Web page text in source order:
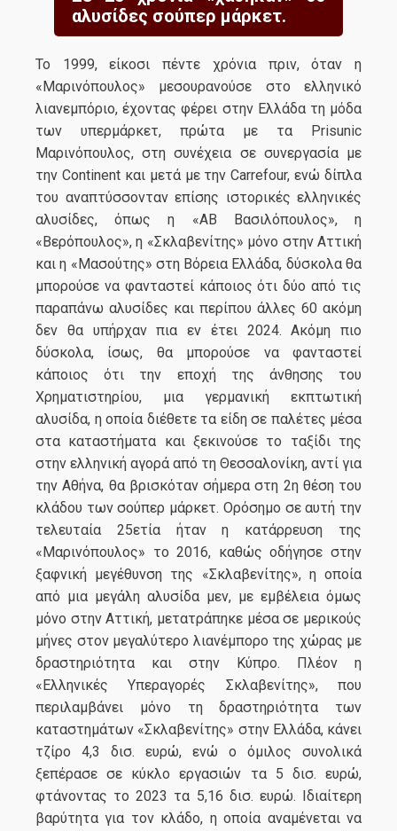
αλυσίδες σούπερ μάρκετ.
Το 1999, είκοσι πέντε χρόνια πριν, όταν η
«Μαρινόπουλος» μεσουρανούσε στο ελληνικό
λιανεμπόριο, έχοντας φέρει στην Ελλάδα τη μόδα
των υπερμάρκετ, πρώτα με τα Prisunic
Μαρινόπουλος, στη συνέχεια σε συνεργασία με
την Continent και μετά με την Carrefour, ενώ δίπλα
του αναπτύσσονταν επίσης ιστορικές ελληνικές
αλυσίδες, όπως η «ΑΒ Βασιλόπουλος», η
«Βερόπουλος», η «Σκλαβενίτης» μόνο στην Αττική
και η «Μασούτης» στη Βόρεια Ελλάδα, δύσκολα θα
μπορούσε να φανταστεί κάποιος ότι δύο από τις
παραπάνω αλυσίδες και περίπου άλλες 60 ακόμη
δεν θα υπήρχαν πια εν έτει 2024. Ακόμη πιο
δύσκολα, ίσως, θα μπορούσε να φανταστεί
κάποιος ότι την εποχή της άνθησης του
Χρηματιστηρίου, μια γερμανική εκπτωτική
αλυσίδα, η οποία διέθετε τα είδη σε παλέτες μέσα
στα καταστήματα και ξεκινούσε το ταξίδι της
στην ελληνική αγορά από τη Θεσσαλονίκη, αντί για
την Αθήνα, θα βρισκόταν σήμερα στη 2η θέση του
κλάδου των σούπερ μάρκετ. Ορόσημο σε αυτή την
τελευταία 25ετία ήταν η κατάρρευση της
«Μαρινόπουλος» το 2016, καθώς οδήγησε στην
ξαφνική μεγέθυνση της «Σκλαβενίτης», η οποία
από μια μεγάλη αλυσίδα μεν, με εμβέλεια όμως
μόνο στην Αττική, μετατράπηκε μέσα σε μερικούς
μήνες στον μεγαλύτερο λιανέμπορο της χώρας με
δραστηριότητα και στην Κύπρο. Πλέον η
«Ελληνικές Υπεραγορές Σκλαβενίτης», που
περιλαμβάνει μόνο τη δραστηριότητα των
καταστημάτων «Σκλαβενίτης» στην Ελλάδα, κάνει
τζίρο 4,3 δισ. ευρώ, ενώ ο όμιλος συνολικά
ξεπέρασε σε κύκλο εργασιών τα 5 δισ. ευρώ,
φτάνοντας το 2023 τα 5,16 δισ. ευρώ. Ιδιαίτερη
βαρύτητα για τον κλάδο, η οποία αναμένεται να